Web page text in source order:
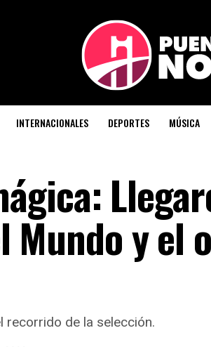
INTERNACIONALES DEPORTES MÚSICA
Mundo y el
recorrido de la selección.